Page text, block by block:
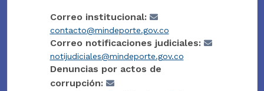
Correo institucional:
contacto@mindeporte.gov.co
Correo notificaciones judiciales:
notijudiciales@mindeporte.gov.co
Denuncias por actos de
corrupción: